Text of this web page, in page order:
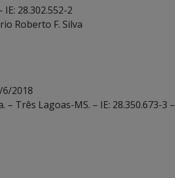
28.302.552-2
Roberto F. Silva
6/2018
Três Lagoas-MS. – IE: 28.350.673-3 –